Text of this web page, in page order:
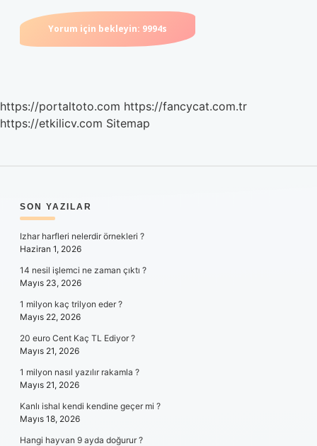
https://portaltoto.com https://fancycat.com.tr
https://etkilicv.com Sitemap
SIDEBAR
SON YAZILAR
Izhar harfleri nelerdir örnekleri ?
Haziran 1, 2026
14 nesil işlemci ne zaman çıktı ?
Mayıs 23, 2026
1 milyon kaç trilyon eder ?
Mayıs 22, 2026
20 euro Cent Kaç TL Ediyor ?
Mayıs 21, 2026
1 milyon nasıl yazılır rakamla ?
Mayıs 21, 2026
Kanlı ishal kendi kendine geçer mi ?
Mayıs 18, 2026
Hangi hayvan 9 ayda doğurur ?